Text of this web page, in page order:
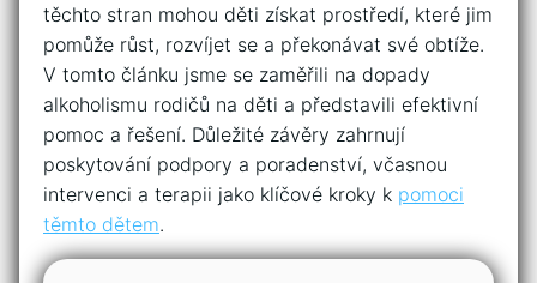
těchto stran mohou děti získat prostředí, které jim
pomůže růst, ​rozvíjet se a⁢ překonávat své obtíže.⁢
V tomto článku ⁢jsme se zaměřili na dopady
alkoholismu rodičů na děti ‍a představili efektivní
pomoc a řešení. Důležité závěry zahrnují
poskytování podpory a poradenství, včasnou
intervenci a ⁤terapii jako klíčové kroky k ⁢ pomoci
těmto dětem.